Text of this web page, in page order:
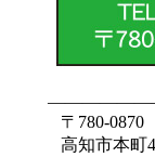
〒780-0870
高知市本町